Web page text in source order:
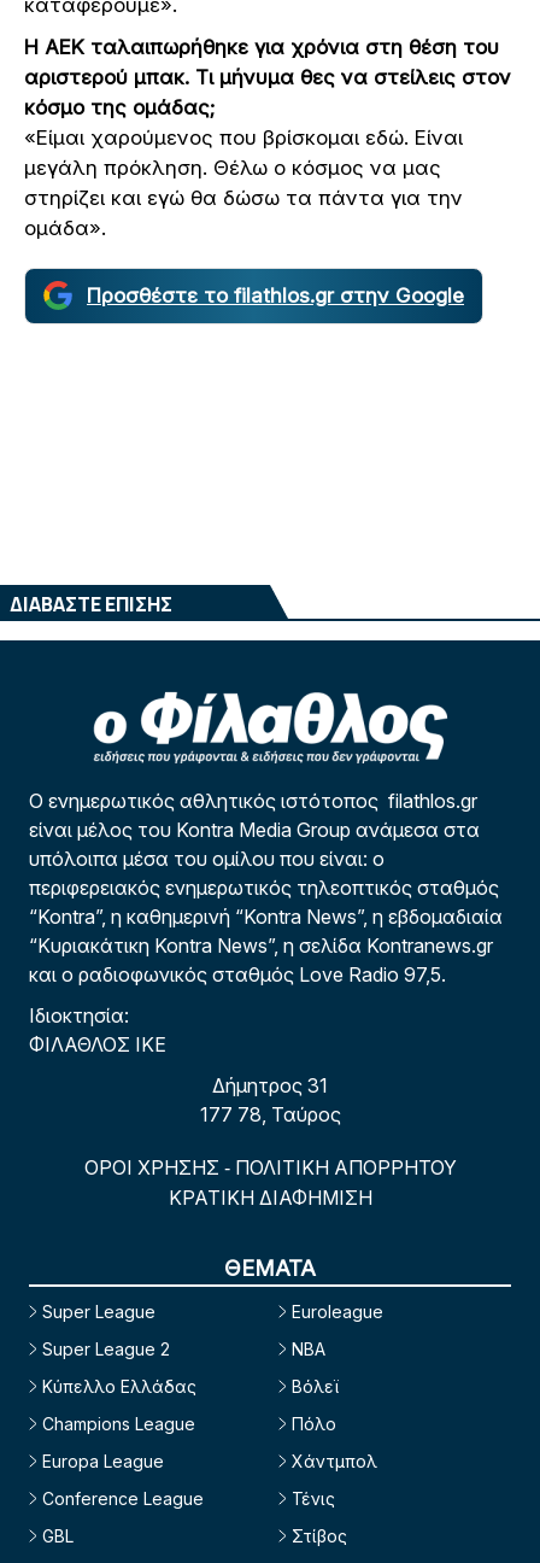
Η ΑΕΚ ταλαιπωρήθηκε για χρόνια στη θέση του
αριστερού μπακ. Τι μήνυμα θες να στείλεις στον
κόσμο της ομάδας;
«Είμαι χαρούμενος που βρίσκομαι εδώ. Είναι
μεγάλη πρόκληση. Θέλω ο κόσμος να μας
στηρίζει και εγώ θα δώσω τα πάντα για την
ομάδα».
Προσθέστε το filathlos.gr στην Google
ΔΙΑΒΑΣΤΕ ΕΠΙΣΗΣ
Ο ενημερωτικός αθλητικός ιστότοπος filathlos.gr
είναι μέλος του Kontra Media Group ανάμεσα στα
υπόλοιπα μέσα του ομίλου που είναι: ο
περιφερειακός ενημερωτικός τηλεοπτικός σταθμός
“Kontra”, η καθημερινή “Kontra News”, η εβδομαδιαία
“Κυριακάτικη Kontra News”, η σελίδα Kontranews.gr
και ο ραδιοφωνικός σταθμός Love Radio 97,5.
Ιδιοκτησία:
ΦΙΛΑΘΛΟΣ ΙΚΕ
Δήμητρος 31
177 78, Ταύρος
ΟΡΟΙ ΧΡΗΣΗΣ - ΠΟΛΙΤΙΚΗ ΑΠΟΡΡΗΤΟΥ
ΚΡΑΤΙΚΗ ΔΙΑΦΗΜΙΣΗ
ΘΕΜΑΤΑ
Super League
Super League 2
Κύπελλο Ελλάδας
Champions League
Europa League
Conference League
GBL
Euroleague
NBA
Βόλεϊ
Πόλο
Χάντμπολ
Τένις
Στίβος